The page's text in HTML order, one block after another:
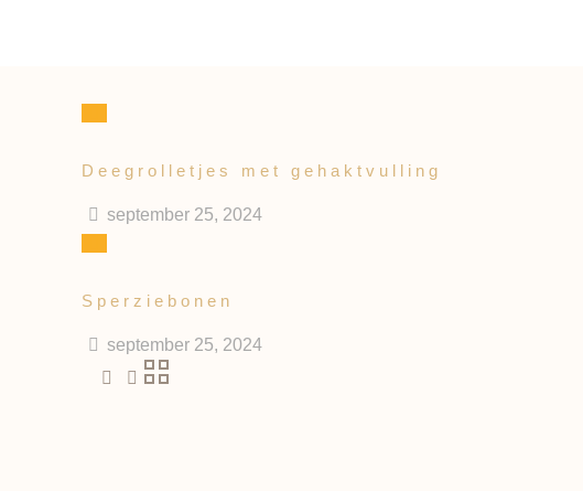
Deegrolletjes met gehaktvulling
september 25, 2024
Sperziebonen
september 25, 2024